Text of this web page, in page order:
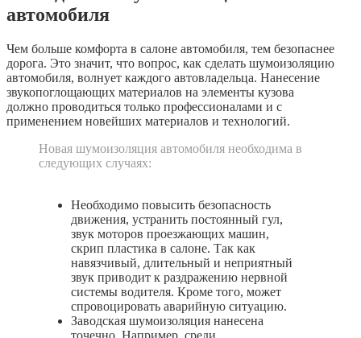
автомобиля
Чем больше комфорта в салоне автомобиля, тем безопаснее
дорога. Это значит, что вопрос, как сделать шумоизоляцию
автомобиля, волнует каждого автовладельца. Нанесение
звукопоглощающих материалов на элементы кузова
должно проводиться только профессионалами и с
применением новейших материалов и технологий.
Новая шумоизоляция автомобиля необходима в
следующих случаях:
Необходимо повысить безопасность
движения, устранить постоянный гул,
звук моторов проезжающих машин,
скрип пластика в салоне. Так как
навязчивый, длительный и неприятный
звук приводит к раздражению нервной
системы водителя. Кроме того, может
спровоцировать аварийную ситуацию.
Заводская шумоизоляция нанесена
точечно. Например, среди